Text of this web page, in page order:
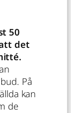
50
det
På
kan
de